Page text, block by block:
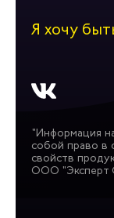
Я хочу
"Информация
собой право в
свойств
ООО "Эксперт